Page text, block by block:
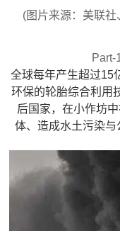
(图片来源：美联
Part-
全球每年产生超过15
环保的轮胎综合利用
后国家，在小作坊
体、造成水土污染与